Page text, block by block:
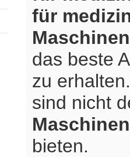
für
Maschinen
das beste
zu
sind nicht
Maschinen
bieten.